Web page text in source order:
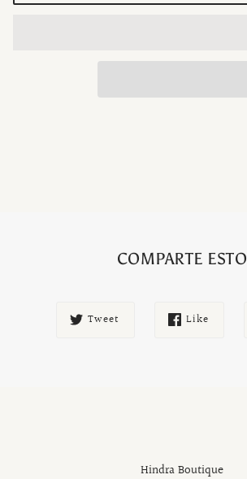
COMPARTE ESTO
Tweet Like
Hindra Boutique